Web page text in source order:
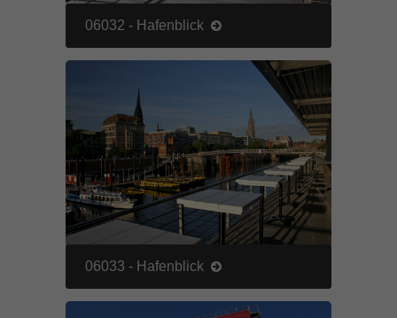
06032 - Hafenblick
06033 - Hafenblick